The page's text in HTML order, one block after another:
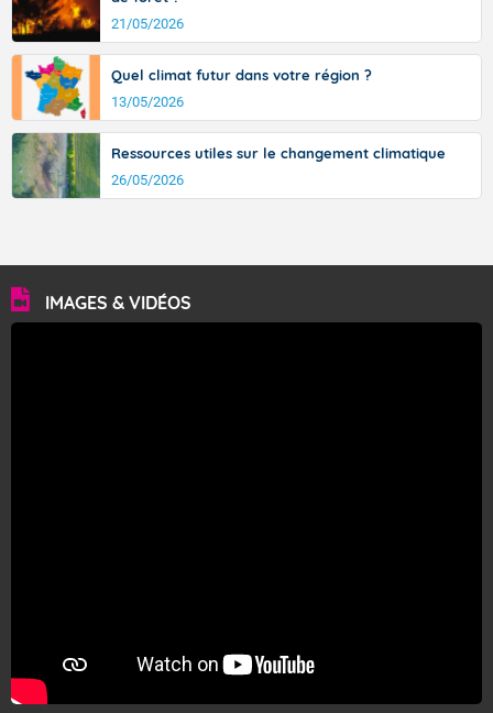
21/05/2026
Quel climat futur dans votre région ?
13/05/2026
Ressources utiles sur le changement climatique
26/05/2026
IMAGES & VIDÉOS